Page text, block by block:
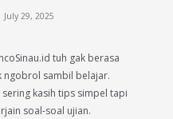
July 29, 2025
tuh gak berasa
ngobrol sambil belajar.
kasih tips simpel tapi
soal-soal ujian.